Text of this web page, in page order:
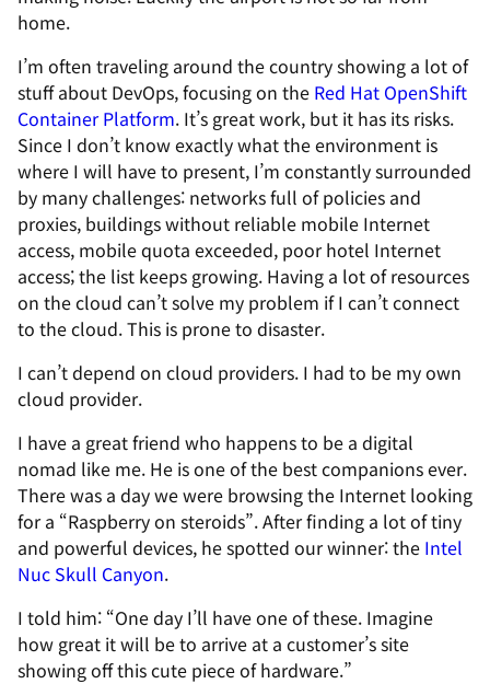
home.
I’m often traveling around the country showing a lot of
stuff about DevOps, focusing on the Red Hat OpenShift
Container Platform. It’s great work, but it has its risks.
Since I don’t know exactly what the environment is
where I will have to present, I’m constantly surrounded
by many challenges: networks full of policies and
proxies, buildings without reliable mobile Internet
access, mobile quota exceeded, poor hotel Internet
access; the list keeps growing. Having a lot of resources
on the cloud can’t solve my problem if I can’t connect
to the cloud. This is prone to disaster.
I can’t depend on cloud providers. I had to be my own
cloud provider.
I have a great friend who happens to be a digital
nomad like me. He is one of the best companions ever.
There was a day we were browsing the Internet looking
for a “Raspberry on steroids”. After finding a lot of tiny
and powerful devices, he spotted our winner: the Intel
Nuc Skull Canyon.
I told him: “One day I’ll have one of these. Imagine
how great it will be to arrive at a customer’s site
showing off this cute piece of hardware.”